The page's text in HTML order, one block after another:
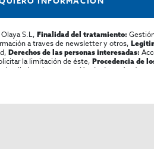
S.L, Finalidad del tratamiento:
a traves de newsletter y otros,
Derechos de las personas interesadas:
la limitación de éste, Procedencia de
sobre protección de datos
Aquí.